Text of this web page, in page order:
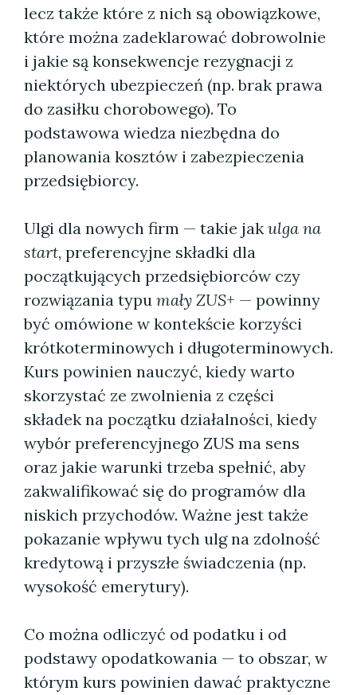
lecz także które z nich są obowiązkowe,
które można zadeklarować dobrowolnie
i jakie są konsekwencje rezygnacji z
niektórych ubezpieczeń (np. brak prawa
do zasiłku chorobowego). To
podstawowa wiedza niezbędna do
planowania kosztów i zabezpieczenia
przedsiębiorcy.
Ulgi dla nowych firm — takie jak ulga na
start, preferencyjne składki dla
początkujących przedsiębiorców czy
rozwiązania typu mały ZUS+ — powinny
być omówione w kontekście korzyści
krótkoterminowych i długoterminowych.
Kurs powinien nauczyć, kiedy warto
skorzystać ze zwolnienia z części
składek na początku działalności, kiedy
wybór preferencyjnego ZUS ma sens
oraz jakie warunki trzeba spełnić, aby
zakwalifikować się do programów dla
niskich przychodów. Ważne jest także
pokazanie wpływu tych ulg na zdolność
kredytową i przyszłe świadczenia (np.
wysokość emerytury).
Co można odliczyć od podatku i od
podstawy opodatkowania — to obszar, w
którym kurs powinien dawać praktyczne